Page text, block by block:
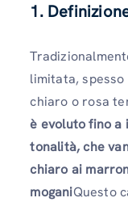
1.
limitata,
chiaro o rosa
è evoluto fino a
tonalità, che
chiaro ai
moganiQuesto